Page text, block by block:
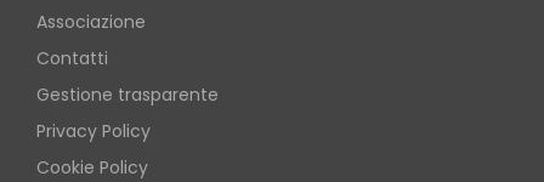
Associazione
Contatti
Gestione trasparente
Privacy Policy
Cookie Policy